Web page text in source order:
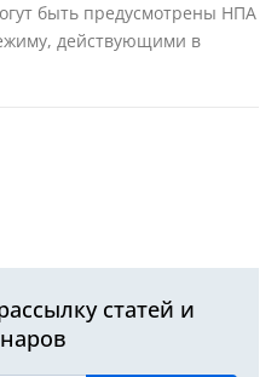
быть предусмотрены НПА
действующими в
статей и